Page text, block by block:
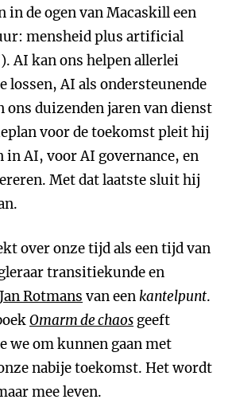
in de ogen van Macaskill een
mensheid plus artificial
AI kan ons helpen allerlei
lossen, AI als ondersteunende
ons duizenden jaren van dienst
voor de toekomst pleit hij
in AI, voor AI governance, en
Met dat laatste sluit hij
over onze tijd als een tijd van
transitiekunde en
Jan Rotmans van eenkantelpunt.
Omarm de chaos geeft
we om kunnen gaan met
nabije toekomst. Het wordt
mee leven.